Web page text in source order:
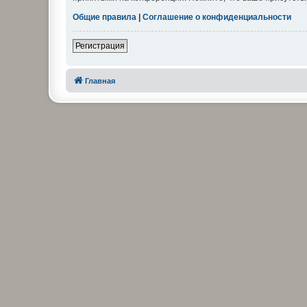
Общие правила | Соглашение о конфиденциальности
Регистрация
Главная